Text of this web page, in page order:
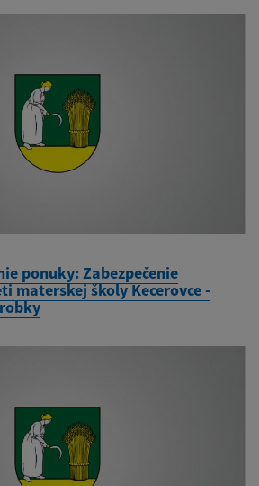
ponuky: Zabezpečenie
materskej školy Kecerovce -